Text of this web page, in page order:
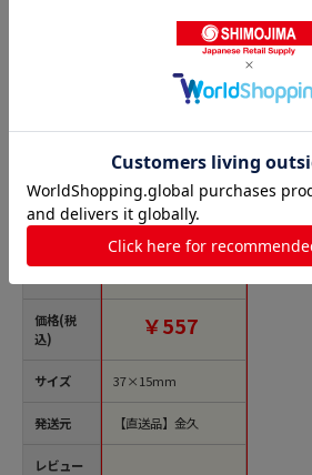
パンシール・菓子シールの人気商品
価格(税
込)
サイズ
発送元
レビュー
金久 POPシール 生ク
【直送品】
￥557
37×15mm
【直送品】金久